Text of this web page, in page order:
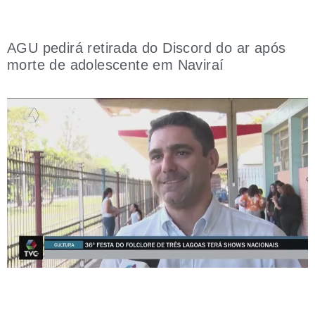
AGU pedirá retirada do Discord do ar após
morte de adolescente em Naviraí